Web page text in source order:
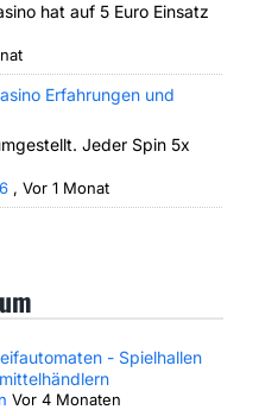
hat auf 5 Euro Einsatz
Erfahrungen und
Jeder Spin 5x
,Vor 1 Monat
- Spielhallen
Vor 4 Monaten